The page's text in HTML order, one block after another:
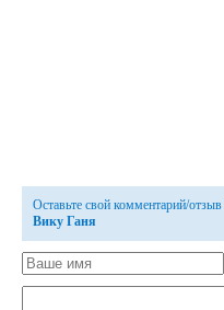
Оставьте свой комментарий/отзыв
Вику Ганя